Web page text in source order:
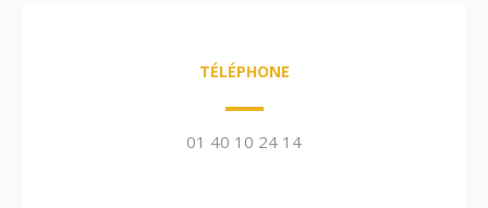
TÉLÉPHONE
01 40 10 24 14